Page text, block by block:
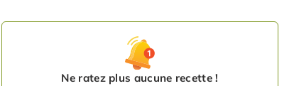
Ne ratez plus aucune recette !